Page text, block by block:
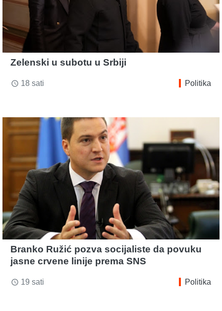
Zelenski u subotu u Srbiji
access_time 18 sati Politika
Branko Ružić pozva socijaliste da povuku
jasne crvene linije prema SNS
access_time 19 sati Politika